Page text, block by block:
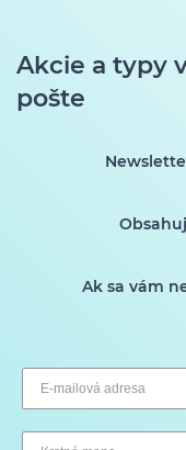
Akcie a typy
pošte
Ak sa vám